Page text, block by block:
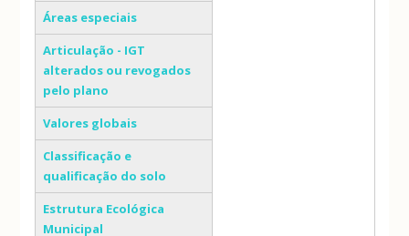
Áreas especiais
Articulação - IGT
alterados ou revogados
pelo plano
Valores globais
Classificação e
qualificação do solo
Estrutura Ecológica
Municipal